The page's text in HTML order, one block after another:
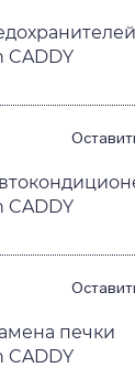
CADDY
CADDY
печки
CADDY